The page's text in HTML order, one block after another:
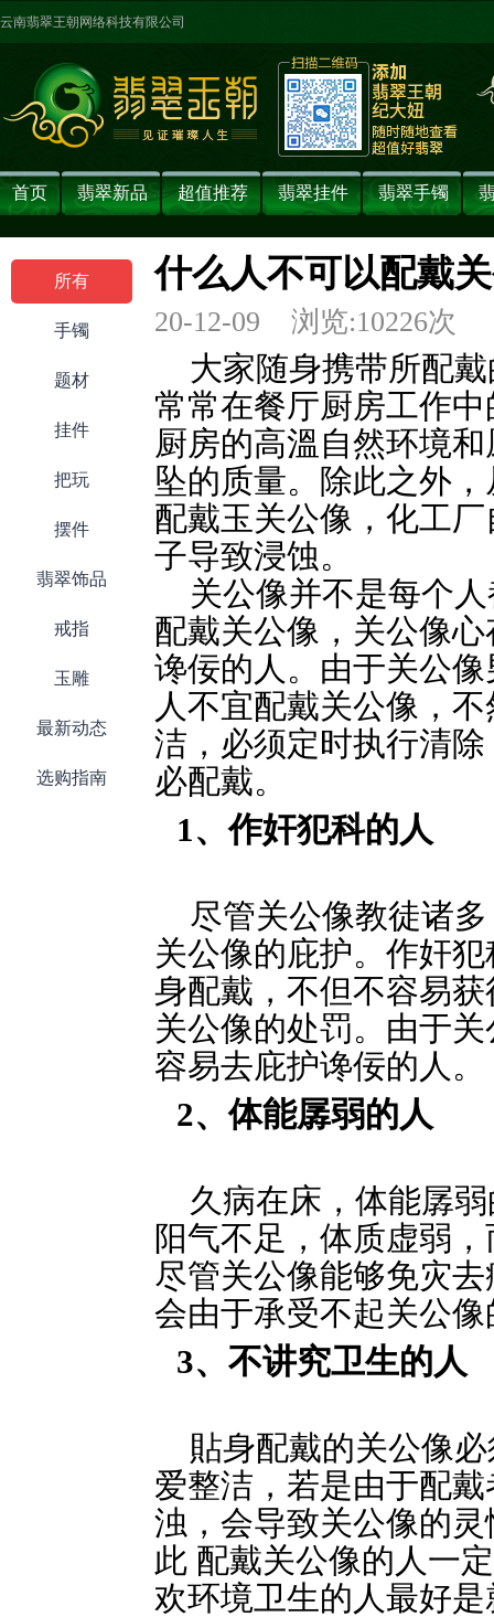
云南翡翠王朝网络科技有限公司
首页 翡翠新品 超值推荐 翡翠挂件 翡翠手镯
所有
手镯
题材
挂件
把玩
摆件
翡翠饰品
戒指
玉雕
最新动态
选购指南
什么人不可以配戴
20-12-09 浏览:10226次
大家随身携带所配
常常在餐厅厨房工作
厨房的高溫自然环境
坠的质量。除此之外
配戴玉关公像，化工
子导致浸蚀。
关公像并不是每个
配戴关公像，关公像
谗佞的人。由于关公
人不宜配戴关公像，
洁，必须定时执行清
必配戴。
1、作奸犯科的人
尽管关公像教徒诸
关公像的庇护。作奸
身配戴，不但不容易
关公像的处罚。由于
容易去庇护谗佞的人。
2、体能孱弱的人
久病在床，体能孱
阳气不足，体质虚弱
尽管关公像能够免灾
会由于承受不起关公
3、不讲究卫生的人
貼身配戴的关公像
爱整洁，若是由于配
浊，会导致关公像的
此 配戴关公像的人一
欢环境卫生的人最好